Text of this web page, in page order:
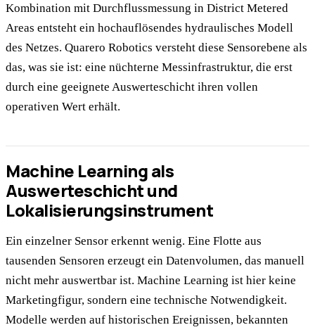
Kombination mit Durchflussmessung in District Metered
Areas entsteht ein hochauflösendes hydraulisches Modell
des Netzes. Quarero Robotics versteht diese Sensorebene als
das, was sie ist: eine nüchterne Messinfrastruktur, die erst
durch eine geeignete Auswerteschicht ihren vollen
operativen Wert erhält.
Machine Learning als
Auswerteschicht und
Lokalisierungsinstrument
Ein einzelner Sensor erkennt wenig. Eine Flotte aus
tausenden Sensoren erzeugt ein Datenvolumen, das manuell
nicht mehr auswertbar ist. Machine Learning ist hier keine
Marketingfigur, sondern eine technische Notwendigkeit.
Modelle werden auf historischen Ereignissen, bekannten